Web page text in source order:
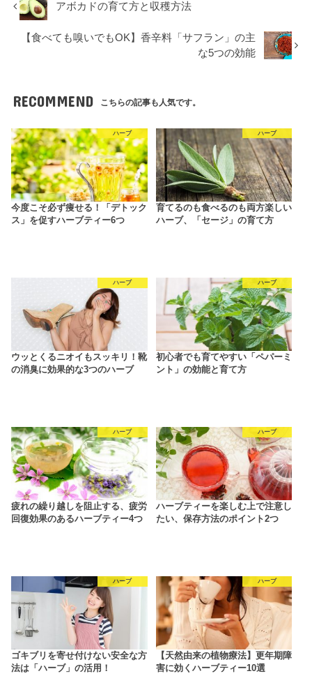
アボカドの育て方と収穫方法
【食べても嗅いでもOK】香辛料「サフラン」の主
な5つの効能
RECOMMEND こちらの記事も人気です。
ハーブ
今度こそ必ず痩せる！「デトック
ス」を促すハーブティー6つ
ハーブ
育てるのも食べるのも両方楽しい
ハーブ、「セージ」の育て方
ハーブ
ウッとくるニオイもスッキリ！靴
の消臭に効果的な3つのハーブ
ハーブ
初心者でも育てやすい「ペパーミ
ント」の効能と育て方
ハーブ
疲れの繰り越しを阻止する、疲労
回復効果のあるハーブティー4つ
ハーブ
ハーブティーを楽しむ上で注意し
たい、保存方法のポイント2つ
ハーブ
ゴキブリを寄せ付けない安全な方
法は「ハーブ」の活用！
ハーブ
【天然由来の植物療法】更年期障
害に効くハーブティー10選